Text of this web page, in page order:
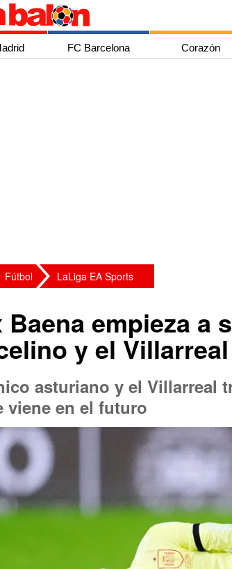
FC Barcelona Corazón
Fútbol LaLiga EA Sports
Baena empieza a
y el
asturiano y el Villarreal
viene en el futuro